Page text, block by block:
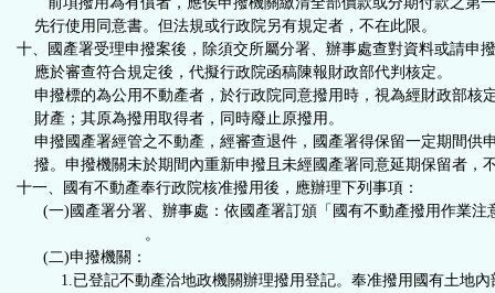
先行使用同意書。但法規或行政院另有規定者，不在此限。
十、 國產署受理申撥案後，除須交所屬分署、辦事處查對資料或請申
應於審查符合規定後，代擬行政院函稿陳報財政部代判核定。
申撥標的為公用不動產者，於行政院同意撥用時，視為經財政部核
財產；其原為撥用取得者，同時廢止原撥用。
申撥國產署經管之不動產，經審查退件，國產署得保留一定期間供
撥。申撥機關未於期間內重新申撥且未經國產署同意延期保留者，
十一、國有不動產奉行政院核准撥用後，應辦理下列事項：
(一)國產署分署、辦事處：依國產署訂頒「國有不動產撥用作業注
。
(二)申撥機關：
1.已登記不動產洽地政機關辦理撥用登記。奉准撥用國有土地